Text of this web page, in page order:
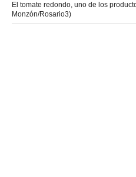
El tomate redondo, uno de los
Monzón/Rosario3)